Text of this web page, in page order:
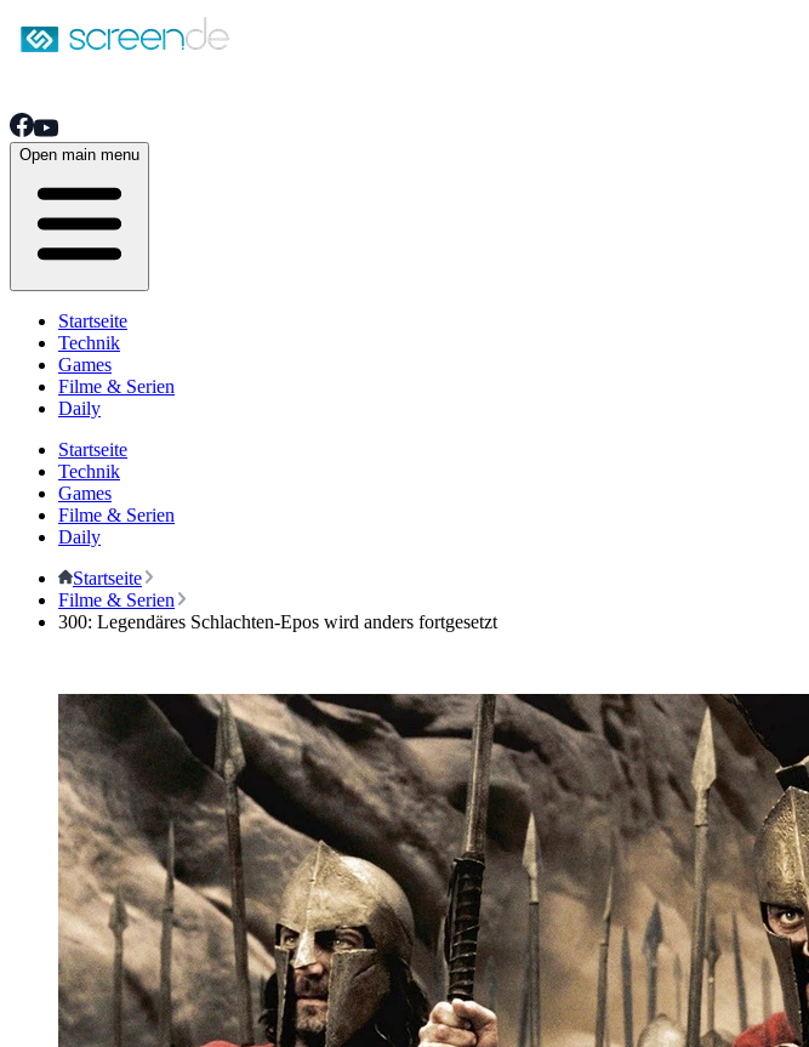
Open main menu
Startseite
Technik
Games
Filme & Serien
Daily
Startseite
Technik
Games
Filme & Serien
Daily
Startseite
Filme & Serien
300: Legendäres Schlachten-Epos wird anders fortgesetzt